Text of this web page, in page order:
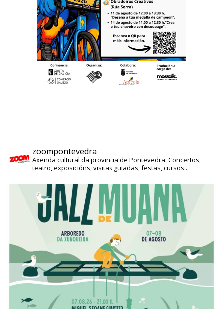
zoompontevedra
Axenda cultural da provincia de Pontevedra. Concertos,
teatro, exposicións, visitas guiadas, festas, cursos...